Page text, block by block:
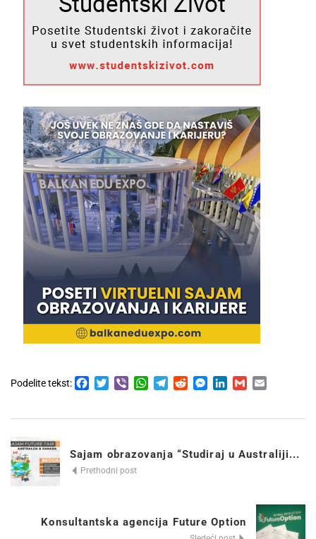
Podelite tekst: Facebook
Twitter
Viber WhatsApp
TelegramRedditMessenger
LinkedIn
Gmail
Sajam obrazovanja “Studiraj u Australiji...
Prethodni post
Konsultantska agencija Future Option